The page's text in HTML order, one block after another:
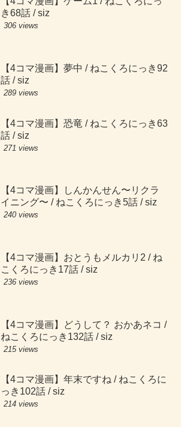
き68話 / siz
306 views
【4コマ漫画】夢中 / ねこくろにっき92
話 / siz
289 views
【4コマ漫画】恐竜 / ねこくろにっき63
話 / siz
271 views
【4コマ漫画】しんかんせん〜リクラ
イニング〜 / ねこくろにっき5話 / siz
240 views
【4コマ漫画】おとうもメルカリ2 / ね
こくろにっき17話 / siz
236 views
【4コマ漫画】どうして？ おかあネコ /
ねこくろにっき132話 / siz
215 views
【4コマ漫画】年末ですね / ねこくろに
っき102話 / siz
214 views